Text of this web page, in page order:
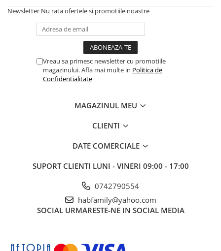
Newsletter Nu rata ofertele si promotiile noastre
Vreau sa primesc newsletter cu promotiile
magazinului. Afla mai multe in Politica de
Confidentialitate
MAGAZINUL MEU
CLIENTI
DATE COMERCIALE
SUPORT CLIENTI LUNI - VINERI 09:00 - 17:00
0742790554
habfamily@yahoo.com
SOCIAL URMARESTE-NE IN SOCIAL MEDIA